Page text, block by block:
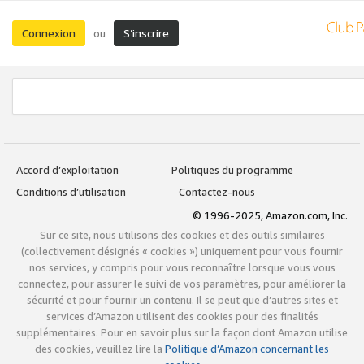
Connexion ou S’inscrire
Accord d’exploitation
Politiques du programme
Conditions d’utilisation
Contactez-nous
© 1996-2025, Amazon.com, Inc.
Sur ce site, nous utilisons des cookies et des outils similaires
(collectivement désignés « cookies ») uniquement pour vous fournir
nos services, y compris pour vous reconnaître lorsque vous vous
connectez, pour assurer le suivi de vos paramètres, pour améliorer la
sécurité et pour fournir un contenu. Il se peut que d’autres sites et
services d’Amazon utilisent des cookies pour des finalités
supplémentaires. Pour en savoir plus sur la façon dont Amazon utilise
des cookies, veuillez lire la Politique d’Amazon concernant les